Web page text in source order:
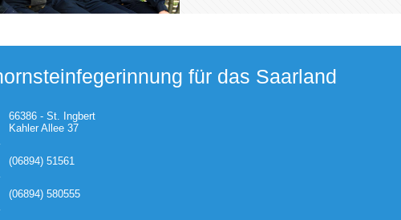
für das Saarland
66386 - St. Ingbert
Kahler Allee 37
(06894) 51561
(06894) 580555